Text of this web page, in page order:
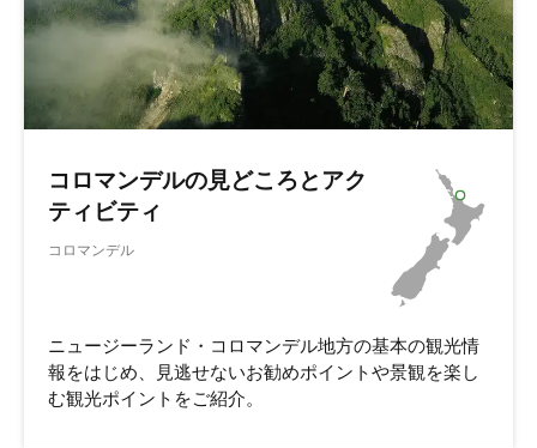
コロマンデルの見どころとアク
ティビティ
コロマンデル
ニュージーランド・コロマンデル地方の基本の観光情
報をはじめ、見逃せないお勧めポイントや景観を楽し
む観光ポイントをご紹介。